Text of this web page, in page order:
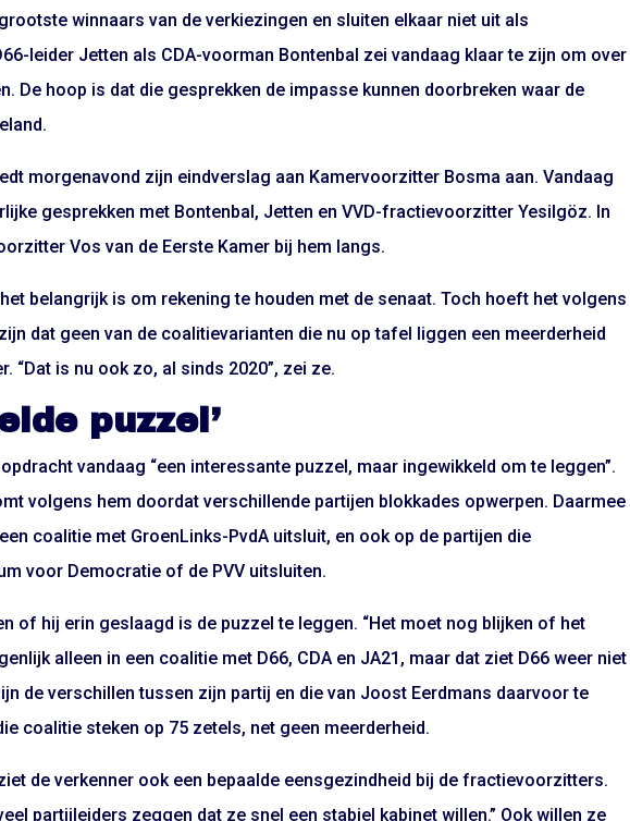
winnaars van de verkiezingen en sluiten elkaar niet uit als
leider Jetten als CDA-voorman Bontenbal zei vandaag klaar te zijn om over
De hoop is dat die gesprekken de impasse kunnen doorbreken waar de
morgenavond zijn eindverslag aan Kamervoorzitter Bosma aan. Vandaag
gesprekken met Bontenbal, Jetten en VVD-fractievoorzitter Yesilgöz. In
Vos van de Eerste Kamer bij hem langs.
belangrijk is om rekening te houden met de senaat. Toch hoeft het volgens
dat geen van de coalitievarianten die nu op tafel liggen een meerderheid
“Dat is nu ook zo, al sinds 2020”, zei ze.
puzzel’
vandaag “een interessante puzzel, maar ingewikkeld om te leggen”.
volgens hem doordat verschillende partijen blokkades opwerpen. Daarmee
coalitie met GroenLinks-PvdA uitsluit, en ook op de partijen die
voor Democratie of de PVV uitsluiten.
of hij erin geslaagd is de puzzel te leggen. “Het moet nog blijken of het
alleen in een coalitie met D66, CDA en JA21, maar dat ziet D66 weer niet
de verschillen tussen zijn partij en die van Joost Eerdmans daarvoor te
coalitie steken op 75 zetels, net geen meerderheid.
de verkenner ook een bepaalde eensgezindheid bij de fractievoorzitters.
partijleiders zeggen dat ze snel een stabiel kabinet willen.” Ook willen ze